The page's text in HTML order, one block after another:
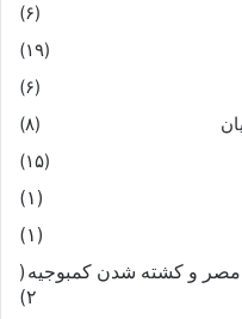
(۶)
(۱۹)
(۶)
(۸)
(۱۵)
(۱)
(۱)
مصر و کشته شدن کمبوجیه (
۲)